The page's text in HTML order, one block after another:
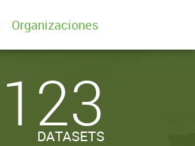
Organizaciones
123
DATASETS